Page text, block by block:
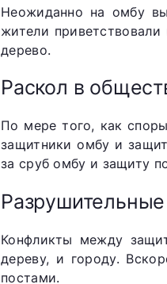
Неожиданно на омбу
жители
дерево.
Раскол в
По мере того, как
защитники омбу и
за сруб омбу и защиту
Конфликты между
дереву, и городу.
постами.